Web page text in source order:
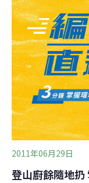
絡，而全球高山
到了某些變化。
來自13個不同高
密集的田野調查
拔高度的植被相
從2001年至今，
察到物種開始往
示，歐洲南部山區
2011年06月29日
登山廚餘隨地扔